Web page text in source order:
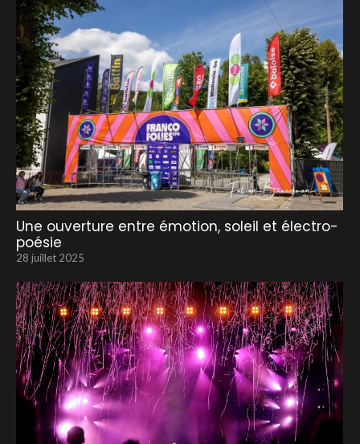
Une ouverture entre émotion, soleil et électro-
poésie
28 juillet 2025